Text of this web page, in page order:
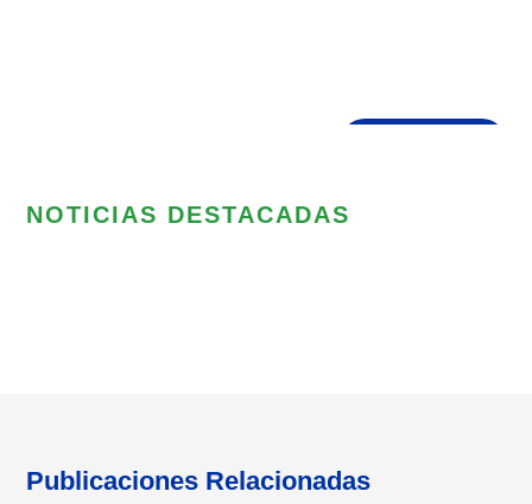
NOTICIAS DESTACADAS
Publicaciones Relacionadas